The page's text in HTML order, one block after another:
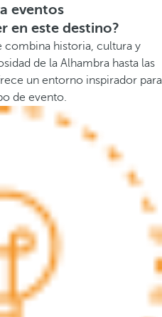
eventos
en este destino?
combina historia, cultura y
de la Alhambra hasta las
un entorno inspirador para
de evento.